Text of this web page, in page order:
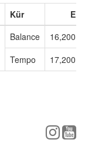
Kür E
Balance
16,200
Tempo
17,200